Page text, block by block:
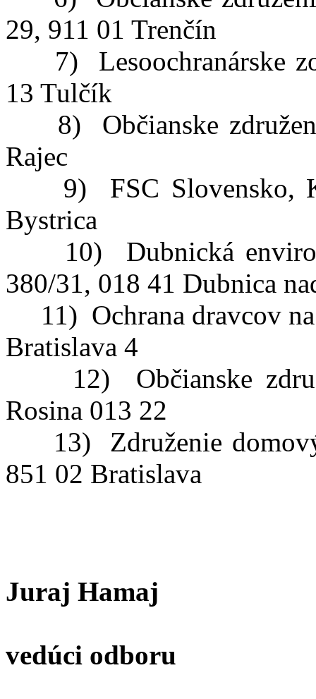
29, 911 01 Trenčín
7) Lesoochranárske
13 Tulčík
8) Občianske
Rajec
9) FSC Slovensko,
Bystrica
10) Dubnická
380/31, 018 41 Dubnica
11) Ochrana dravcov
Bratislava 4
12) Občianske
Rosina 013 22
13) Združenie
851 02 Bratislava
Juraj Hamaj
vedúci odboru